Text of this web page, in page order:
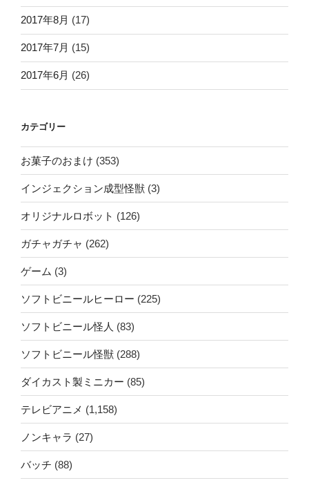
2017年8月 (17)
2017年7月 (15)
2017年6月 (26)
カテゴリー
お菓子のおまけ (353)
インジェクション成型怪獣 (3)
オリジナルロボット (126)
ガチャガチャ (262)
ゲーム (3)
ソフトビニールヒーロー (225)
ソフトビニール怪人 (83)
ソフトビニール怪獣 (288)
ダイカスト製ミニカー (85)
テレビアニメ (1,158)
ノンキャラ (27)
バッチ (88)